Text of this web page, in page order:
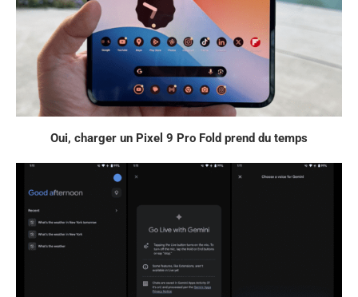
Oui, charger un Pixel 9 Pro Fold prend du temps